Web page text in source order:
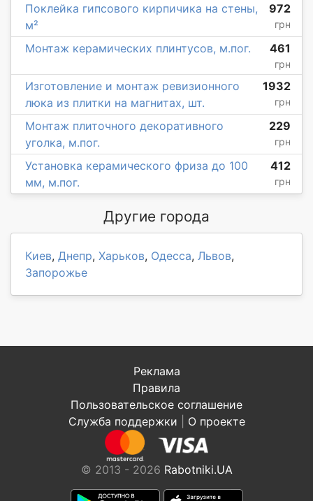
Поклейка гипсового кирпичика на стены,
м²
972
грн
Монтаж керамических плинтусов, м.пог. 461
грн
Изготовление и монтаж ревизионного
люка из плитки на магнитах, шт.
1932
грн
Монтаж плиточного декоративного
уголка, м.пог.
229
грн
Установка керамического фриза до 100
мм, м.пог.
412
грн
Другие города
Киев, Днепр, Харьков, Одесса, Львов,
Запорожье
Реклама
Правила
Пользовательское соглашение
Служба поддержки
О проекте
© 2013 - 2026 Rabotniki.UA